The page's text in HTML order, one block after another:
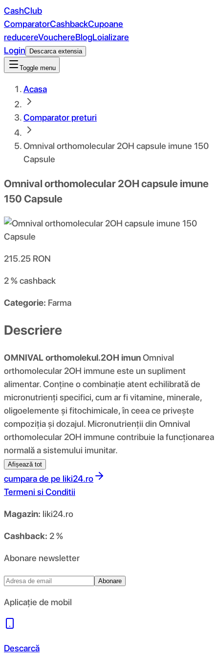
CashClub
ComparatorCashbackCupoane
reducereVouchereBlogLoializare
Login
Descarca extensia
Toggle menu
Acasa
Comparator preturi
Omnival orthomolecular 2OH capsule imune 150
Capsule
Omnival orthomolecular 2OH capsule imune
150 Capsule
215.25 RON
2 %cashback
Categorie: Farma
Descriere
OMNIVAL orthomolekul.2OH imunOmnival
orthomolecular 2OH immune este un supliment
alimentar. Conține o combinație atent echilibrată de
micronutrienți specifici, cum ar fi vitamine, minerale,
oligoelemente și fitochimicale, în ceea ce privește
compoziția și dozajul. Micronutrienții din Omnival
orthomolecular 2OH immune contribuie la funcționarea
normală a sistemului imunitar.
Afișează tot
cumpara de pe liki24.ro
Termeni si Conditii
Magazin: liki24.ro
Cashback: 2 %
Abonare newsletter
Abonare
Aplicație de mobil
Descarcă